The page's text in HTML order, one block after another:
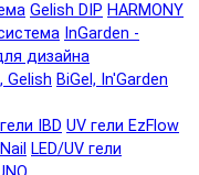
Gelish DIP HARMONY
InGarden -
дизайна
Gelish BiGel, In'Garden
IBD UV гели EzFlow
LED/UV гели